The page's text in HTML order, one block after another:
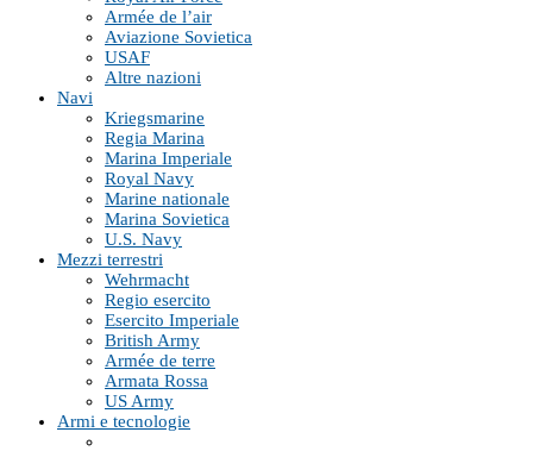
Armée de l’air
Aviazione Sovietica
USAF
Altre nazioni
Navi
Kriegsmarine
Regia Marina
Marina Imperiale
Royal Navy
Marine nationale
Marina Sovietica
U.S. Navy
Mezzi terrestri
Wehrmacht
Regio esercito
Esercito Imperiale
British Army
Armée de terre
Armata Rossa
US Army
Armi e tecnologie